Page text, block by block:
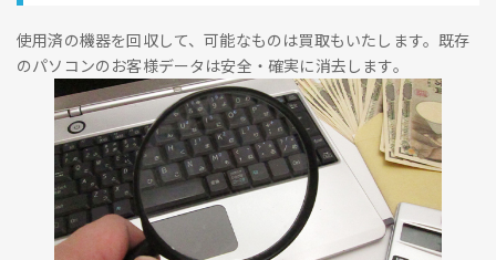
使用済の機器を回収して、可能なものは買取もいたします。既存
のパソコンのお客様データは安全・確実に消去します。